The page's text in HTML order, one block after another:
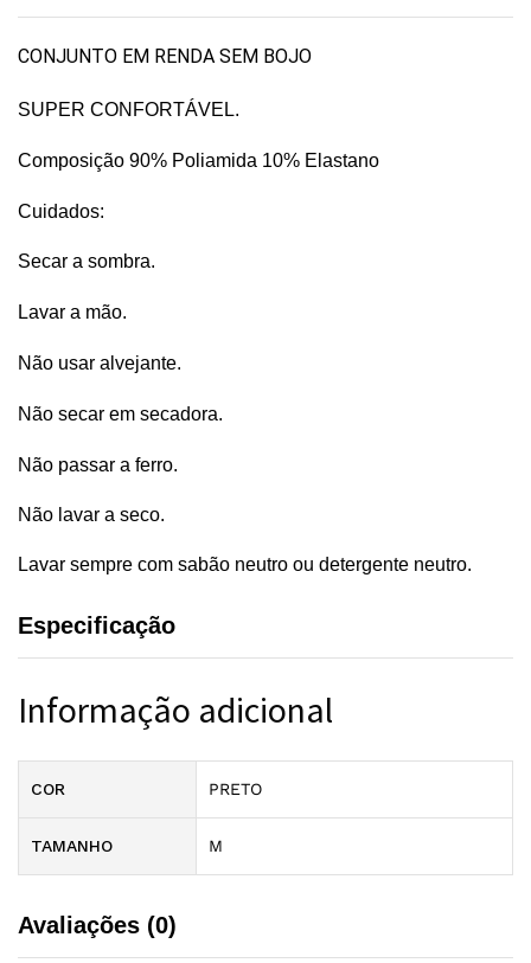
CONJUNTO EM RENDA SEM BOJO
SUPER CONFORTÁVEL.
Composição 90% Poliamida 10% Elastano
Cuidados:
Secar a sombra.
Lavar a mão.
Não usar alvejante.
Não secar em secadora.
Não passar a ferro.
Não lavar a seco.
Lavar sempre com sabão neutro ou detergente neutro.
Especificação
Informação adicional
COR PRETO
TAMANHO M
Avaliações (0)